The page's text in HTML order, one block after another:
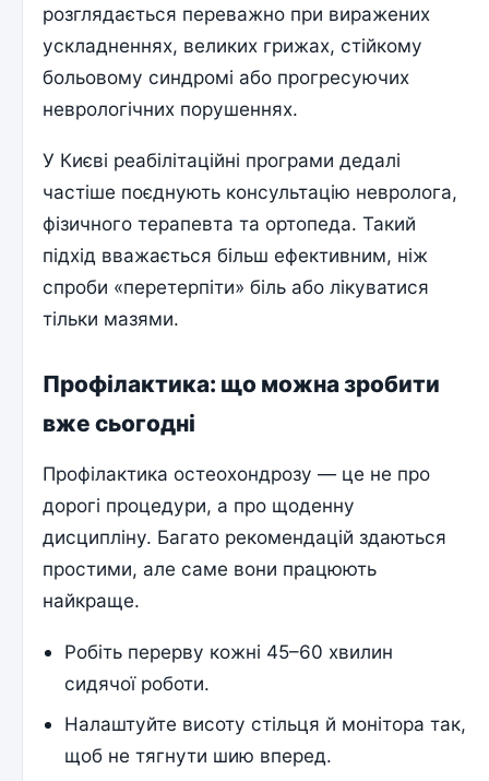
розглядається переважно при виражених
ускладненнях, великих грижах, стійкому
больовому синдромі або прогресуючих
неврологічних порушеннях.
У Києві реабілітаційні програми дедалі
частіше поєднують консультацію невролога,
фізичного терапевта та ортопеда. Такий
підхід вважається більш ефективним, ніж
спроби «перетерпіти» біль або лікуватися
тільки мазями.
Профілактика: що можна зробити
вже сьогодні
Профілактика остеохондрозу — це не про
дорогі процедури, а про щоденну
дисципліну. Багато рекомендацій здаються
простими, але саме вони працюють
найкраще.
Робіть перерву кожні 45–60 хвилин
сидячої роботи.
Налаштуйте висоту стільця й монітора так,
щоб не тягнути шию вперед.